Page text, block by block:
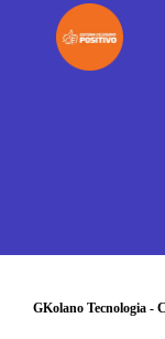
GKolano Tecnologia -